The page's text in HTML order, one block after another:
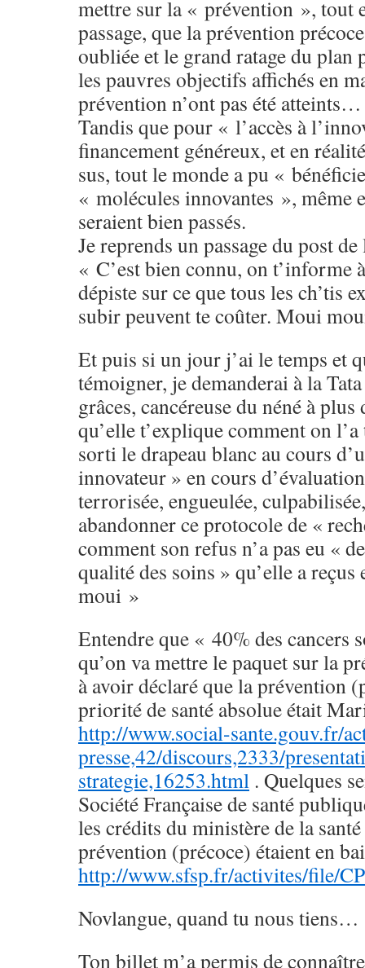
mettre sur la « prévention », tout
passage, que la prévention
oubliée et le grand ratage du plan
les pauvres objectifs affichés en
prévention n’ont pas été atteints…
Tandis que pour « l’accès à
financement généreux, et en
sus, tout le monde a pu «
« molécules innovantes », même
seraient bien passés.
Je reprends un passage du post
« C’est bien connu, on t’informe
dépiste sur ce que tous les ch’tis
subir peuvent te coûter. Moui
Et puis si un jour j’ai le temps et
témoigner, je demanderai à la
grâces, cancéreuse du néné à
qu’elle t’explique comment on
sorti le drapeau blanc au cours
innovateur » en cours
terrorisée, engueulée,
abandonner ce protocole de «
comment son refus n’a pas eu «
qualité des soins » qu’elle a
moui »
Entendre que « 40% des cancers
qu’on va mettre le paquet sur la
à avoir déclaré que la prévention
priorité de santé absolue était
http://www.social-sante.gouv.fr/
presse,42/discours,2333/
strategie,16253.html . Quelques
Société Française de santé
les crédits du ministère de la
prévention (précoce) étaient en
http://www.sfsp.fr/activites/file/
Novlangue, quand tu nous tiens…
Ton billet m’a permis de